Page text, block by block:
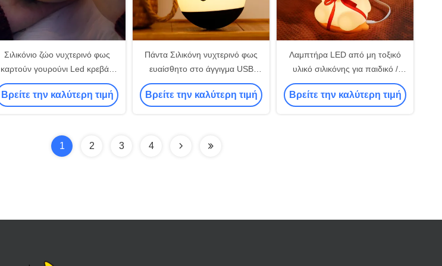
Σιλικόνιο ζώο νυχτερινό φως
καρτούν γουρούνι Led κρεβάτι
πολύχρωμο φως λάμπα ταινία
Βρείτε την καλύτερη τιμή
Πάντα Σιλικόνη νυχτερινό φως
ευαίσθητο στο άγγιγμα USB
επαναφορτιζόμενο 7 χρώματα
Πιτσιρικά υπνοδωμάτιο LED
Βρείτε την καλύτερη τιμή
Λαμπτήρα LED από μη τοξικό
υλικό σιλικόνης για παιδικό /
παιδικό ύπνο
Βρείτε την καλύτερη τιμή
1 2 3 4